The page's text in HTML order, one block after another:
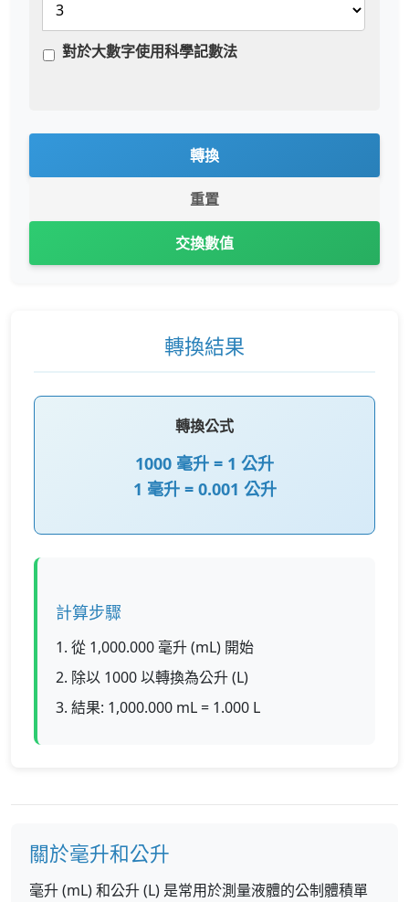
對於大數字使用科學記數法
轉換
重置
交換數值
轉換結果
轉換公式
1000 毫升 = 1 公升
1 毫升 = 0.001 公升
計算步驟
1. 從 1,000.000 毫升 (mL) 開始
2. 除以 1000 以轉換為公升 (L)
3. 結果: 1,000.000 mL = 1.000 L
關於毫升和公升
毫升 (mL) 和公升 (L) 是常用於測量液體的公制體積單